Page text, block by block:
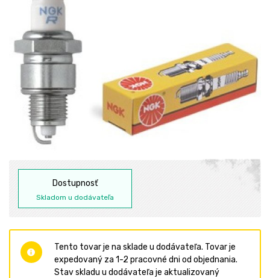
Dostupnosť
Skladom u dodávateľa
Tento tovar je na sklade u dodávateľa. Tovar je
expedovaný za 1-2 pracovné dni od objednania.
Stav skladu u dodávateľa je aktualizovaný